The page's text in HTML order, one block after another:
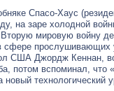
Спасо-Хаус
на заре холодной
мировую войну
сфере прослушивающих
США Джордж Кеннан,
потом вспоминал, что
технологический